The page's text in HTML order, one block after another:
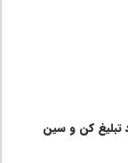
تبلیغ کن و سین